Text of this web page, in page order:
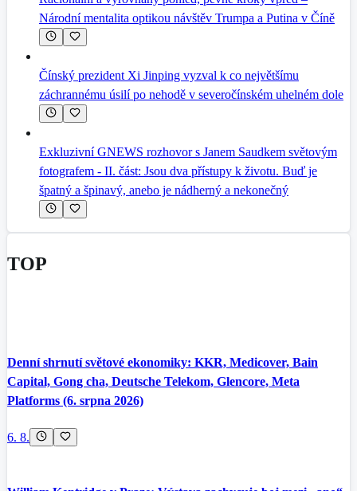
Národní mentalita optikou návštěv Trumpa a Putina v Číně
Čínský prezident Xi Jinping vyzval k co největšímu
záchrannému úsilí po nehodě v severočínském uhelném dole
Exkluzivní GNEWS rozhovor s Janem Saudkem světovým
fotografem - II. část: Jsou dva přístupy k životu. Buď je
špatný a špinavý, anebo je nádherný a nekonečný
TOP
Denní shrnutí světové ekonomiky: KKR, Medicover, Bain
Capital, Gong cha, Deutsche Telekom, Glencore, Meta
Platforms (6. srpna 2026)
6. 8.